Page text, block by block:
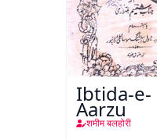
Ibtida-e-
Aarzu
शमीम बलहोरी